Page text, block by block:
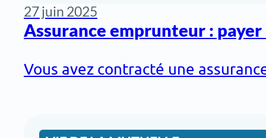
27 juin 2025
Assurance emprunteur :
Vous avez contracté une